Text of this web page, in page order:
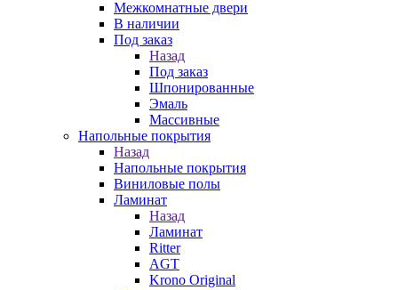
Межкомнатные двери
В наличии
Под заказ
Назад
Под заказ
Шпонированные
Эмаль
Массивные
Напольные покрытия
Назад
Напольные покрытия
Виниловые полы
Ламинат
Назад
Ламинат
Ritter
AGT
Krono Original